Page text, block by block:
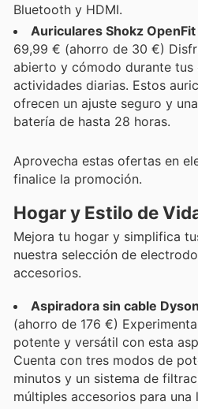
Bluetooth y HDMI.
Auriculares Shokz
69,99 € (ahorro de 30 €)
abierto y cómodo durante tus
actividades diarias. Estos
ofrecen un ajuste seguro y
batería de hasta 28 horas.
Aprovecha estas ofertas en
finalice la promoción.
Hogar y Estilo de
Mejora tu hogar y simplifica
nuestra selección de
accesorios.
Aspiradora sin cable
(ahorro de 176 €)
potente y versátil con esta
Cuenta con tres modos de
minutos y un sistema de
múltiples accesorios para una